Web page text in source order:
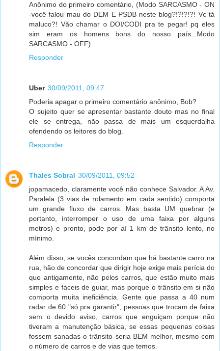
Anônimo do primeiro comentário, (Modo SARCASMO - ON
-você falou mau do DEM E PSDB neste blog?!?!?!?! Vc tá
maluco?! Vão chamar o DOI/CODI pra te pegar! pq eles
sim eram os homens bons do nosso país...Modo
SARCASMO - OFF)
Responder
Uber 30/09/2011, 09:47
Poderia apagar o primeiro comentário anônimo, Bob?
O sujeito quer se apresentar bastante douto mas no final
ele se entrega, não passa de mais um esquerdalha
ofendendo os leitores do blog.
Responder
Thales Sobral 30/09/2011, 09:52
jopamacedo, claramente você não conhece Salvador. A Av.
Paralela (3 vias de rolamento em cada sentido) comporta
um grande fluxo de carros. Mas basta UM quebrar (e
portanto, interromper o uso de uma faixa por alguns
metros) e pronto, pode por aí 1 km de trânsito lento, no
mínimo.
Além disso, se vocês concordam que há bastante carro na
rua, hão de concordar que dirigir hoje exige mais perícia do
que antigamente, não pelos carros, que estão muito mais
simples e fáceis de guiar, mas porque o trânsito em si não
comporta muita ineficiência. Gente que passa a 40 num
radar de 60 "só pra garantir", pessoas que trocam de faixa
sem o devido aviso, carros que enguiçam porque não
tiveram a manutenção básica, se essas pequenas coisas
fossem sanadas o trânsito seria BEM melhor, mesmo com
o número de carros e de vias que temos.